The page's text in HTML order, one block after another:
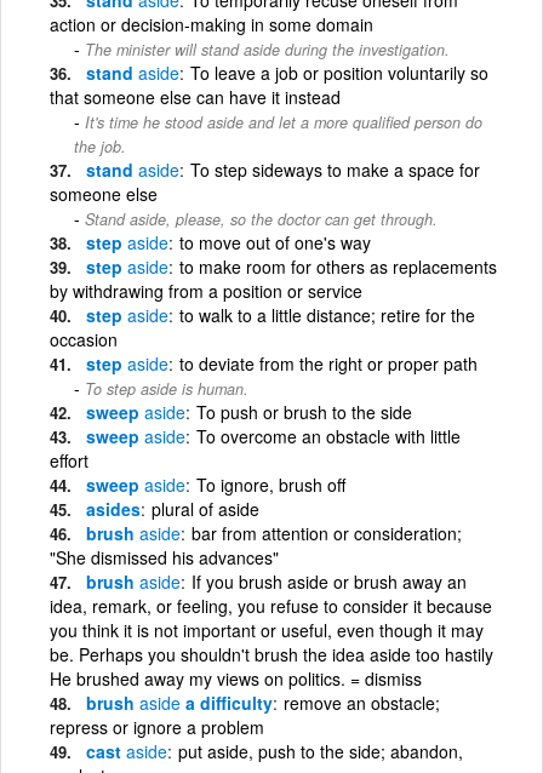
action or decision-making in some domain
The minister will stand aside during the investigation.
stand aside To leave a job or position voluntarily so
that someone else can have it instead
It's time he stood aside and let a more qualified person do
the job.
stand aside To step sideways to make a space for
someone else
Stand aside, please, so the doctor can get through.
step aside to move out of one's way
step aside to make room for others as replacements
by withdrawing from a position or service
step aside to walk to a little distance; retire for the
occasion
step aside to deviate from the right or proper path
To step aside is human.
sweep aside To push or brush to the side
sweep aside To overcome an obstacle with little
effort
sweep aside To ignore, brush off
asides plural of aside
brush aside bar from attention or consideration;
"She dismissed his advances"
brush aside If you brush aside or brush away an
idea, remark, or feeling, you refuse to consider it because
you think it is not important or useful, even though it may
be. Perhaps you shouldn't brush the idea aside too hastily
He brushed away my views on politics. = dismiss
brush aside a difficulty remove an obstacle;
repress or ignore a problem
cast aside put aside, push to the side; abandon,